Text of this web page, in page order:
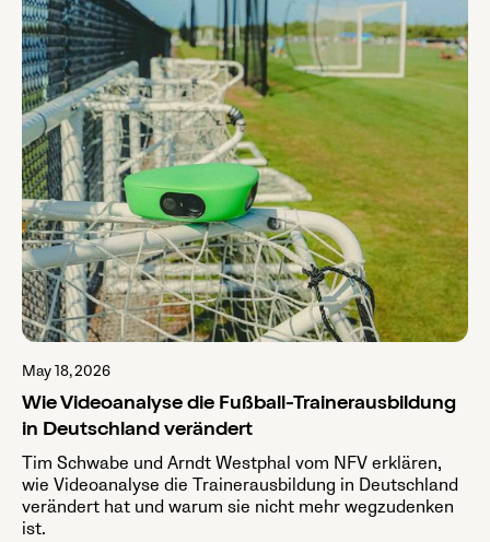
May 18, 2026
Wie Videoanalyse die Fußball-Trainerausbildung
in Deutschland verändert
Tim Schwabe und Arndt Westphal vom NFV erklären,
wie Videoanalyse die Trainerausbildung in Deutschland
verändert hat und warum sie nicht mehr wegzudenken
ist.